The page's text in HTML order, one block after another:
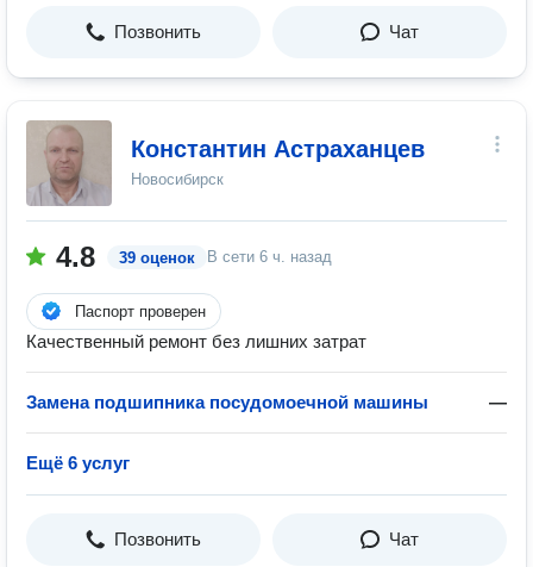
Позвонить Чат
Константин Астраханцев
Новосибирск
4.8 39 оценок В сети 6 ч. назад
Паспорт проверен
Качественный ремонт без лишних затрат
Замена подшипника посудомоечной машины —
Ещё 6 услуг
Позвонить Чат